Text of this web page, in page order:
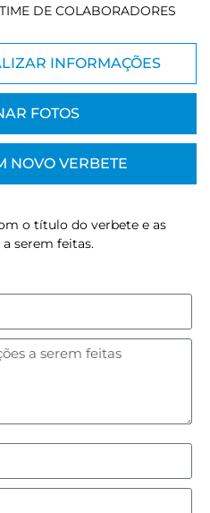
DE COLABORADORES
INFORMAÇÕES
FOTOS
NOVO VERBETE
o título do verbete e as
serem feitas.